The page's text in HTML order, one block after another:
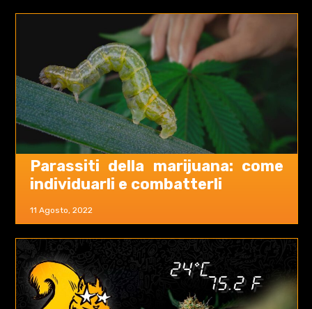
11 Agosto, 2022
Parassiti della marijuana: come
individuarli e combatterli